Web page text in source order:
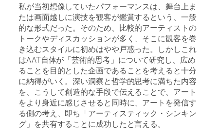
私が当初想像していたパフォーマンスは、舞台上ま
たは画面越しに演技を観客が鑑賞するという、一般
的な形式だった。そのため、比較的アーティストの
トークやディスカッションが多く、そこに観客を巻
き込むスタイルに初めはやや戸惑った。しかしこれ
はAAT自体が「芸術的思考」について研究し、広め
ることを目的とした企画であることを考えると十分
に納得がいく。深い洞察と哲学的思考に満ちた内容
を、こうして創造的な手段で伝えることで、アート
をより身近に感じさせると同時に、アートを発信す
る側の考え、即ち「アーティスティック・シンキン
グ」を共有することに成功したと言える。